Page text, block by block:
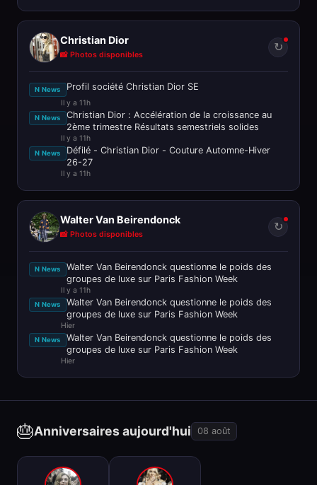
Christian Dior
📸 Photos disponibles
↻
N News Profil société Christian Dior SE
Il y a 11h
N News
Christian Dior : Accélération de la croissance au
2ème trimestre Résultats semestriels solides
Il y a 11h
N News
Défilé - Christian Dior - Couture Automne-Hiver
26-27
Il y a 11h
Walter Van Beirendonck
📸 Photos disponibles
↻
N News
Walter Van Beirendonck questionne le poids des
groupes de luxe sur Paris Fashion Week
Il y a 11h
N News
Walter Van Beirendonck questionne le poids des
groupes de luxe sur Paris Fashion Week
Hier
N News
Walter Van Beirendonck questionne le poids des
groupes de luxe sur Paris Fashion Week
Hier
🎂Anniversaires aujourd'hui 08 août